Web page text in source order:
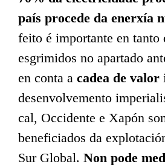
país procede da enerxía
feito é importante en tanto
esgrimidos no apartado
en conta a cadea de valor
desenvolvemento
cal, Occidente e Xapón
beneficiados da
Sur Global. Non pode